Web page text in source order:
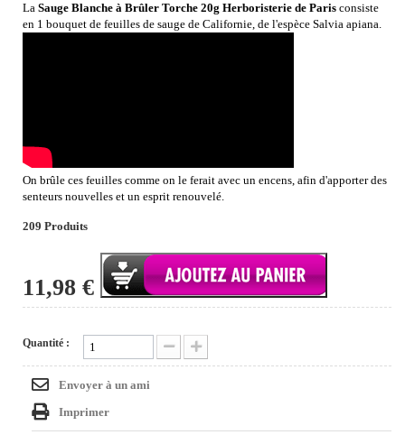
La Sauge Blanche à Brûler Torche 20g Herboristerie de Paris consiste
en 1 bouquet de feuilles de sauge de Californie, de l'espèce Salvia apiana.
On brûle ces feuilles comme on le ferait avec un encens, afin d'apporter des
senteurs nouvelles et un esprit renouvelé.
209 Produits
11,98 €
Quantité :
Envoyer à un ami
Imprimer